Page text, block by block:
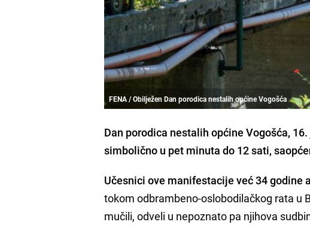
FENA / Obilježen Dan porodica nestalih općine Vogošća
Dan porodica nestalih općine Vogošća,
simbolično u pet minuta do 12 sati,
Učesnici ove manifestacije već 34 godine
tokom odbrambeno-oslobodilačkog rata u
mučili, odveli u nepoznato pa njihova